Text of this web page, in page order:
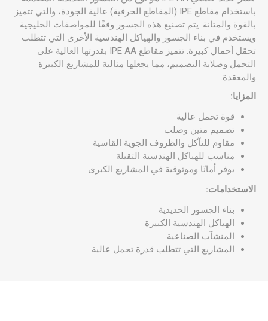
باستخدام مقاطع IPE (المقاطع الحرفية) عالية الجودة، والتي تتميز
بالقوة والمتانة. يتم تصنيع هذه الجسور وفقًا للمواصفات الخليجية
ويستخدم في بناء الجسور والهياكل الهندسية الأخرى التي تتطلب
تحمّل أحمال كبيرة. تتميز مقاطع IPE AA بقدرتها العالية على
التحمل وصلابة التصميم، مما يجعلها مثالية للمشاريع الكبيرة
والمعقدة.
المزايا:
قوة تحمل عالية
تصميم متين وصلب
مقاوم للتآكل والظروف الجوية القاسية
مناسب للهياكل الهندسية الثقيلة
يوفر أمانًا وموثوقية في المشاريع الكبرى
الاستخدامات:
بناء الجسور الحديدية
الهياكل الهندسية الكبيرة
المنشآت الصناعية
المشاريع التي تتطلب قدرة تحمل عالية